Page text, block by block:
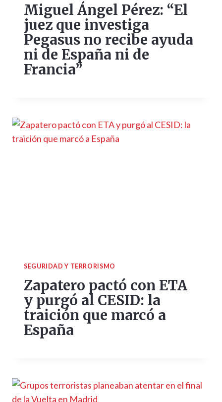
Miguel Ángel Pérez: “El
juez que investiga
Pegasus no recibe ayuda
ni de España ni de
Francia”
SEGURIDAD Y TERRORISMO
Zapatero pactó con ETA
y purgó al CESID: la
traición que marcó a
España